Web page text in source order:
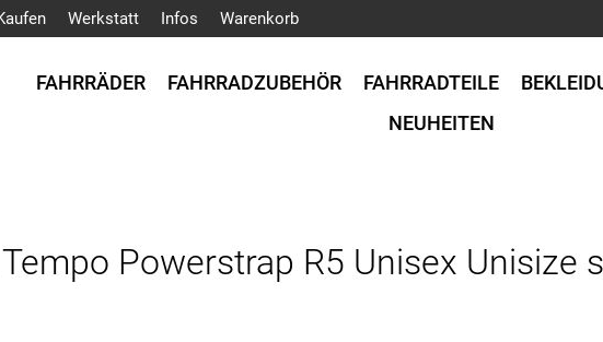
Werkstatt Infos Warenkorb
FAHRRÄDER FAHRRADZUBEHÖR FAHRRADTEILE
NEUHEITEN
Powerstrap R5 Unisex Unisize